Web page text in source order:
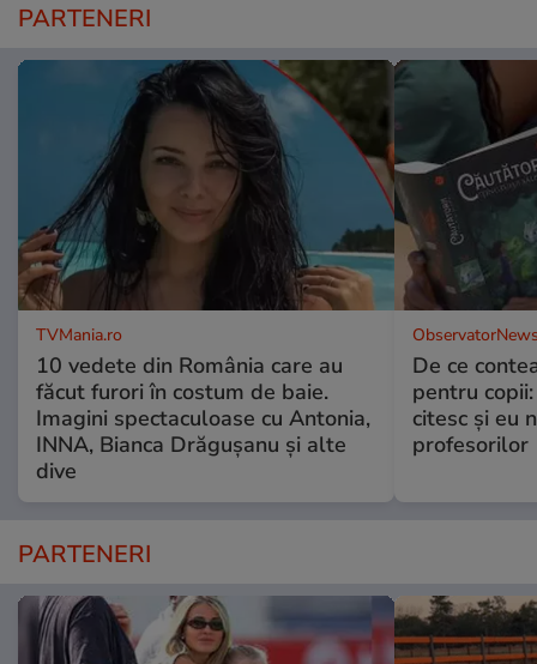
PARTENERI
TVMania.ro
10 vedete din România care au
făcut furori în costum de baie.
Imagini spectaculoase cu Antonia,
INNA, Bianca Drăgușanu și alte
dive
De ce
pentru
citesc și eu
profesorilor
PARTENERI